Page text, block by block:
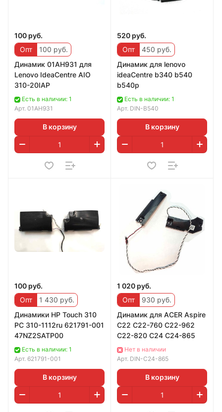
100 руб.
Опт
100 руб.
Динамик 01AH931 для
Lenovo IdeaCentre AIO
310-20IAP
Есть в наличии: 1
Арт. 01AH931
В корзину
520 руб.
Опт
450 руб.
Динамик для lenovo
ideaCentre b340 b540
b540p
Есть в наличии: 1
Арт. DIN-B540
В корзину
100 руб.
Опт
1 430 руб.
Динамики HP Touch 310
PC 310-1112ru 621791-001
47NZ2SATP00
Есть в наличии: 1
Арт. 621791-001
В корзину
1 020 руб.
Опт
930 руб.
Динамик для ACER Aspire
C22 C22-760 C22-962
C22-820 C24 C24-865
Нет в наличии
Арт. DIN-C24-865
В корзину